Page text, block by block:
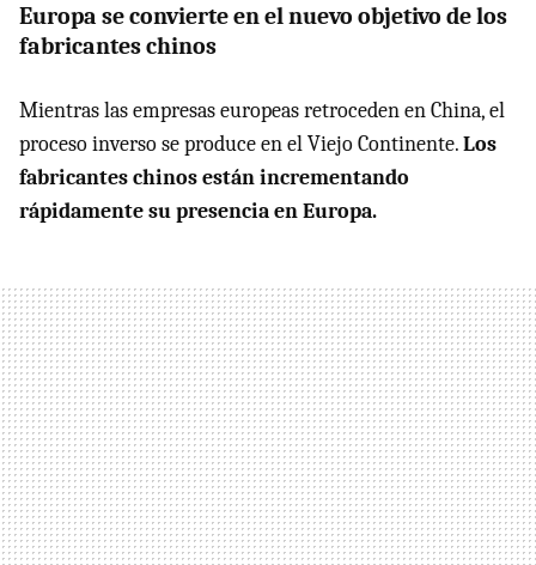
Europa se convierte en el nuevo objetivo de los
fabricantes chinos
Mientras las empresas europeas retroceden en China, el
proceso inverso se produce en el Viejo Continente.Los
fabricantes chinos están incrementando
rápidamente su presencia en Europa.